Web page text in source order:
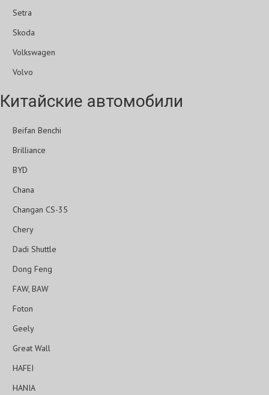
Setra
Skoda
Volkswagen
Volvo
Китайские автомобили
Beifan Benchi
Brilliance
BYD
Chana
Changan CS-35
Chery
Dadi Shuttle
Dong Feng
FAW, BAW
Foton
Geely
Great Wall
HAFEI
HANIA